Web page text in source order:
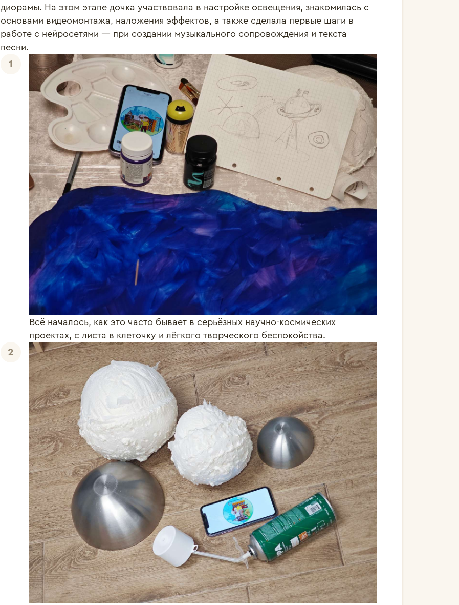
диорамы. На этом этапе дочка участвовала в настройке освещения, знакомилась с
основами видеомонтажа, наложения эффектов, а также сделала первые шаги в
работе с нейросетями — при создании музыкального сопровождения и текста
песни.
1
Всё началось, как это часто бывает в серьёзных научно-космических
проектах, с листа в клеточку и лёгкого творческого беспокойства.
2